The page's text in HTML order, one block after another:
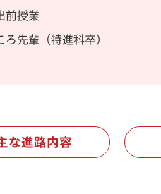
前授業
先輩（特進科卒）
な進路内容